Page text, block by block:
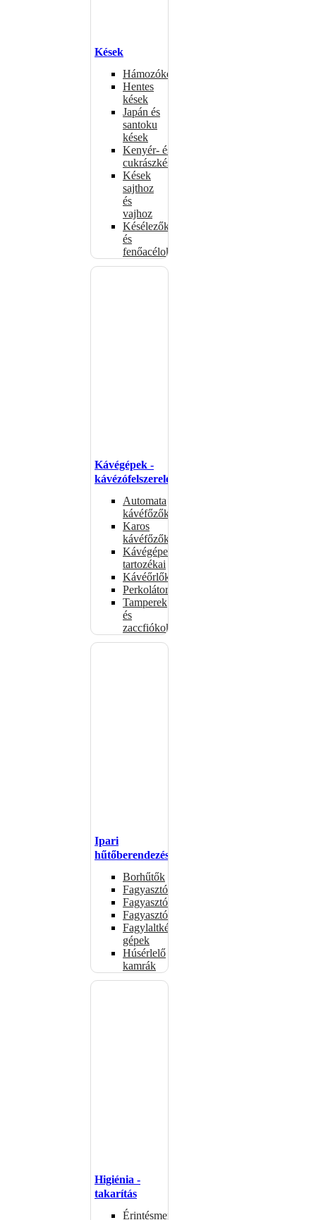
Kések
Hámozókések
Hentes
kések
Japán és
santoku
kések
Kenyér- és
cukrászkések
Kések
sajthoz
és
vajhoz
Késélezők
és
fenőacélok
Kávégépek -
kávézófelszerelés
Automata
kávéfőzők
Karos
kávéfőzők
Kávégépek
tartozékai
Kávéőrlők
Perkolátorok
Tamperek
és
zaccfiókok
Ipari
hűtőberendezések
Borhűtők
Fagyasztóasztalok
Fagyasztóládák
Fagyasztószekrények
Fagylaltkészítő
gépek
Húsérlelő
kamrák
Higiénia -
takarítás
Érintésmentes